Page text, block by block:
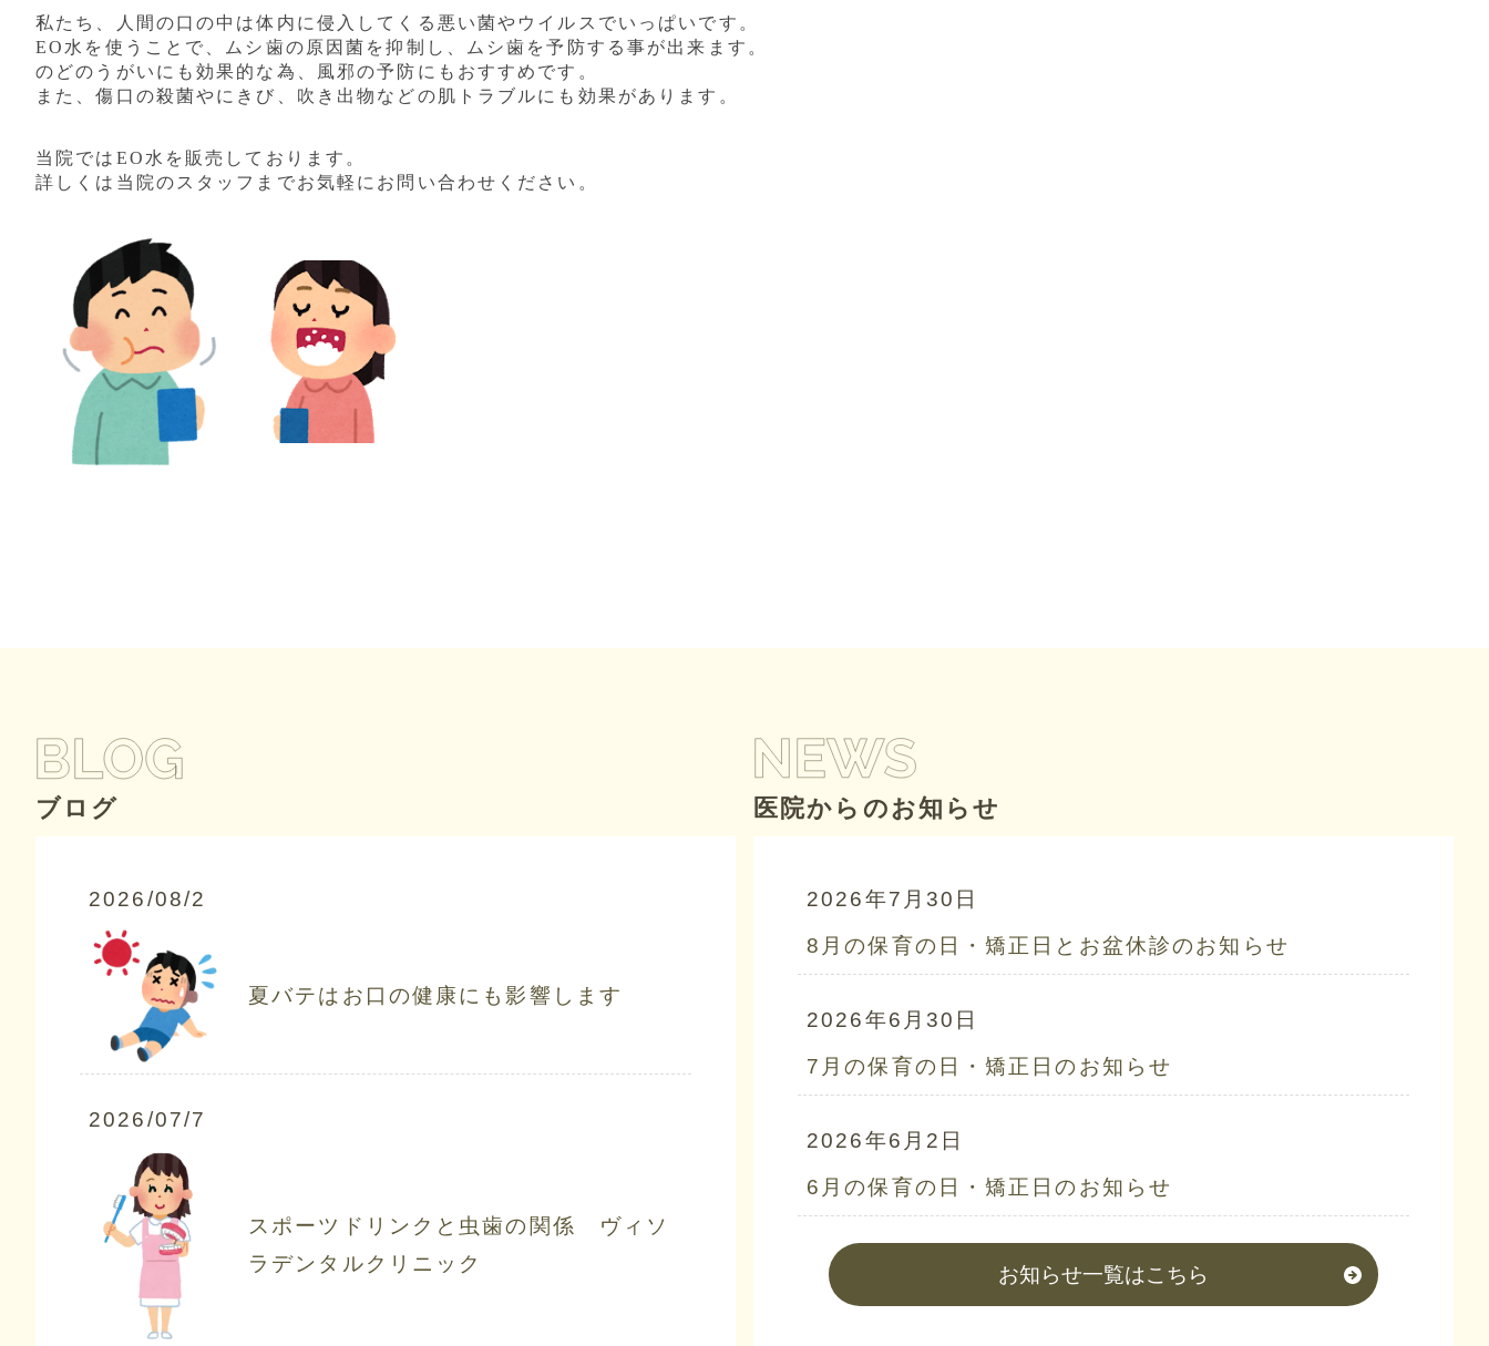
私たち、 人間の口の中は体内に侵入してくる悪い菌やウイルスでいっぱいです。
EO 水を使うことで、ムシ歯の原因菌を抑制し、
ムシ歯を予防する事が出来ます。
のどのうがいにも効果的な為、風邪の予防にもおすすめです。
また、傷口の殺菌やにきび、 吹き出物などの肌トラブルにも効果があります。
当院では EO 水を販売しております。
詳しくは当院のスタッフまでお気軽にお問い合わせください。
ブログ
2026/08/2
夏バテはお口の健康にも影響します
2026/07/7
スポーツドリンクと虫歯の関係 ヴィソ
ラデンタルクリニック
医院からのお知らせ
2026年7月30日
8月の保育の日・矯正日とお盆休診のお知らせ
2026年6月30日
7月の保育の日・矯正日のお知らせ
2026年6月2日
6月の保育の日・矯正日のお知らせ
お知らせ一覧はこちら